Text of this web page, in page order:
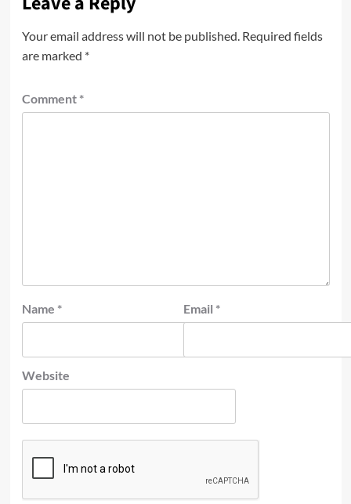
Your email address will not be published. Required fields
are marked *
Comment *
Name * Email *
Website